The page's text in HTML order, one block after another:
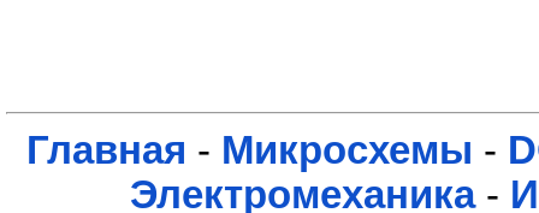
Главная - Микросхемы -
Электромеханика-